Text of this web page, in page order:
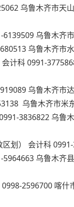
乌鲁木齐市天
乌鲁木齐
乌鲁木齐市
计科 0991-
乌鲁木齐市
乌鲁木齐市米
3836822 乌鲁
划） 会计科
乌鲁木齐
2596700 喀